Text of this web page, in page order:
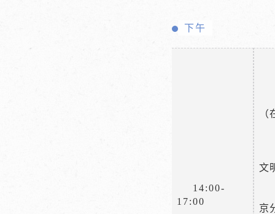
下午
14:00-
17:00
（
文
京